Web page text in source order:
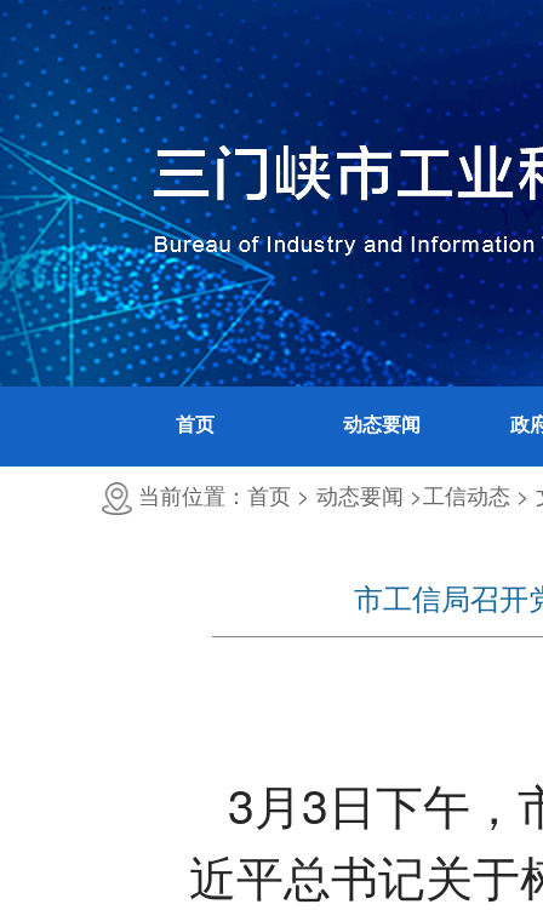
``
首页 动态要闻 政
当前位置：首页 > 动态要闻 >工信动态 >
市工信局召开
3月3日下午，
近平总书记关于